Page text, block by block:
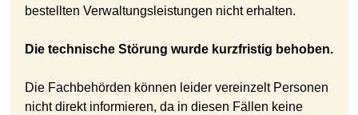
bestellten Verwaltungsleistungen nicht erhalten.
Die technische Störung wurde kurzfristig behoben.
Die Fachbehörden können leider vereinzelt Personen
nicht direkt informieren, da in diesen Fällen keine